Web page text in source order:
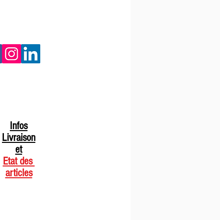
Infos
Livraison
et
Etat des
articles